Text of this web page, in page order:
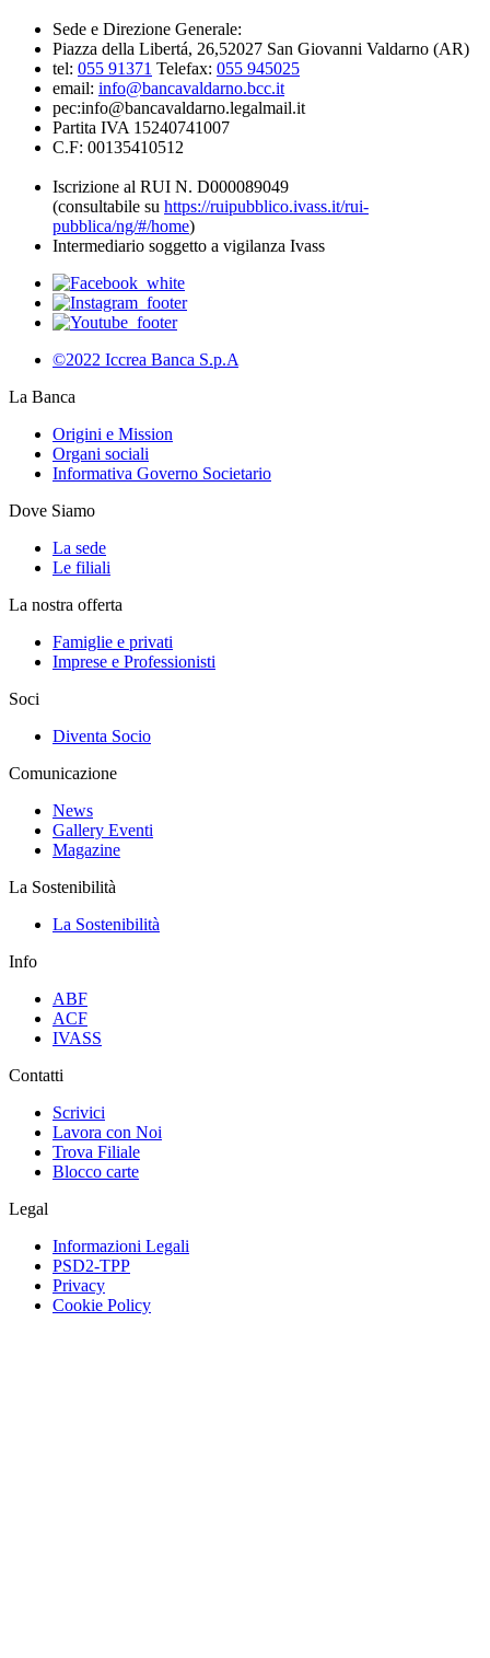
Sede e Direzione Generale:
Piazza della Libertá, 26,52027 San Giovanni Valdarno (AR)
tel: 055 91371 Telefax: 055 945025
email: info@bancavaldarno.bcc.it
pec:info@bancavaldarno.legalmail.it
Partita IVA 15240741007
C.F: 00135410512
Iscrizione al RUI N. D000089049
(consultabile su https://ruipubblico.ivass.it/rui-
pubblica/ng/#/home)
Intermediario soggetto a vigilanza Ivass
©2022 Iccrea Banca S.p.A
La Banca
Origini e Mission
Organi sociali
Informativa Governo Societario
Dove Siamo
La sede
Le filiali
La nostra offerta
Famiglie e privati
Imprese e Professionisti
Soci
Diventa Socio
Comunicazione
News
Gallery Eventi
Magazine
La Sostenibilità
La Sostenibilità
Info
ABF
ACF
IVASS
Contatti
Scrivici
Lavora con Noi
Trova Filiale
Blocco carte
Legal
Informazioni Legali
PSD2-TPP
Privacy
Cookie Policy